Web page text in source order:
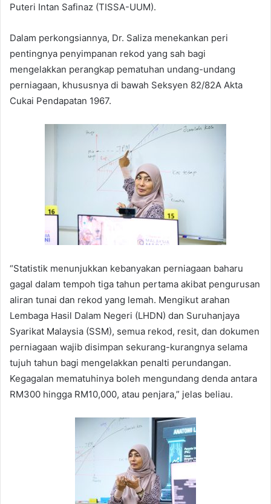
Puteri Intan Safinaz (TISSA-UUM).
Dalam perkongsiannya, Dr. Saliza menekankan peri
pentingnya penyimpanan rekod yang sah bagi
mengelakkan perangkap pematuhan undang-undang
perniagaan, khususnya di bawah Seksyen 82/82A Akta
Cukai Pendapatan 1967.
“Statistik menunjukkan kebanyakan perniagaan baharu
gagal dalam tempoh tiga tahun pertama akibat pengurusan
aliran tunai dan rekod yang lemah. Mengikut arahan
Lembaga Hasil Dalam Negeri (LHDN) dan Suruhanjaya
Syarikat Malaysia (SSM), semua rekod, resit, dan dokumen
perniagaan wajib disimpan sekurang-kurangnya selama
tujuh tahun bagi mengelakkan penalti perundangan.
Kegagalan mematuhinya boleh mengundang denda antara
RM300 hingga RM10,000, atau penjara,” jelas beliau.